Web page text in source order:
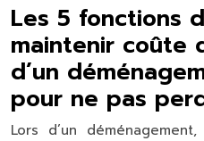
Les 5 fonctions
maintenir coûte
d’un
pour ne pas
Lors d’un